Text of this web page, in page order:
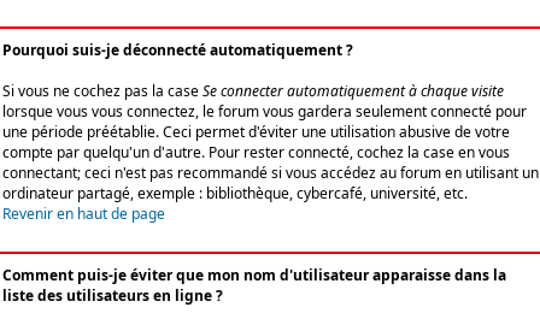
Pourquoi suis-je déconnecté automatiquement ?
Si vous ne cochez pas la caseSe connecter automatiquement à chaque visite
lorsque vous vous connectez, le forum vous gardera seulement connecté pour
une période préétablie. Ceci permet d'éviter une utilisation abusive de votre
compte par quelqu'un d'autre. Pour rester connecté, cochez la case en vous
connectant; ceci n'est pas recommandé si vous accédez au forum en utilisant un
ordinateur partagé, exemple : bibliothèque, cybercafé, université, etc.
Revenir en haut de page
Comment puis-je éviter que mon nom d'utilisateur apparaisse dans la
liste des utilisateurs en ligne ?